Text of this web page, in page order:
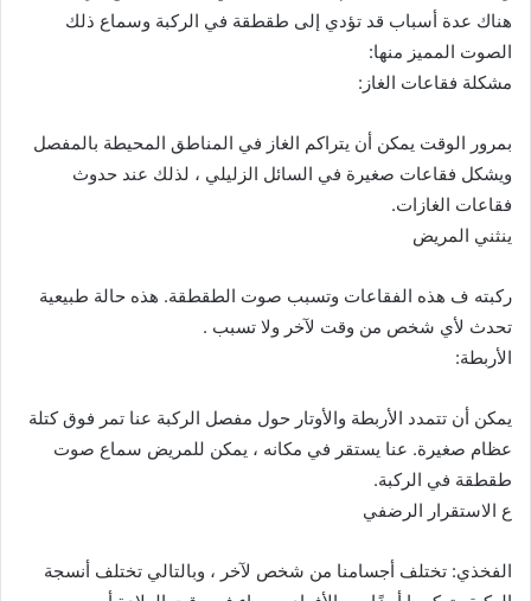
هناك عدة أسباب قد تؤدي إلى طقطقة في الركبة وسماع ذلك
الصوت المميز منها:
مشكلة فقاعات الغاز:
بمرور الوقت يمكن أن يتراكم الغاز في المناطق المحيطة بالمفصل
ويشكل فقاعات صغيرة في السائل الزليلي ، لذلك عند حدوث
فقاعات الغازات.
ينثني المريض
ركبته ف هذه الفقاعات وتسبب صوت الطقطقة. هذه حالة طبيعية
تحدث لأي شخص من وقت لآخر ولا تسبب .
الأربطة:
يمكن أن تتمدد الأربطة والأوتار حول مفصل الركبة عنا تمر فوق كتلة
عظام صغيرة. عنا يستقر في مكانه ، يمكن للمريض سماع صوت
طقطقة في الركبة.
ع الاستقرار الرضفي
الفخذي: تختلف أجسامنا من شخص لآخر ، وبالتالي تختلف أنسجة